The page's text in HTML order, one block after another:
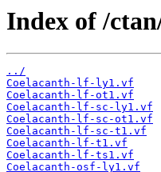
Index of /
../
Coelacanth-lf-ly1.vf
Coelacanth-lf-ot1.vf
Coelacanth-lf-sc-ly1.vf
Coelacanth-lf-sc-ot1.vf
Coelacanth-lf-sc-t1.vf
Coelacanth-lf-t1.vf
Coelacanth-lf-ts1.vf
Coelacanth-osf-ly1.vf